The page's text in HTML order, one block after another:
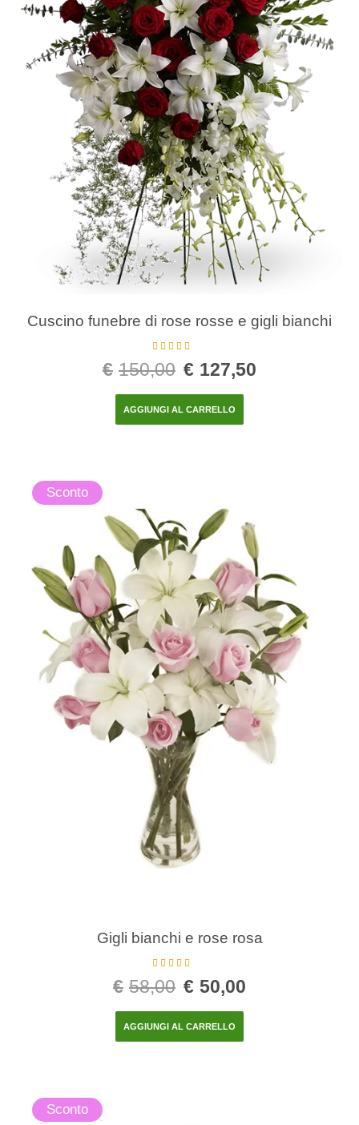
Cuscino funebre di rose rosse e gigli bianchi
su 5
€ 150,00 € 127,50
AGGIUNGI AL CARRELLO
Sconto
Gigli bianchi e rose rosa
su 5
€ 58,00 € 50,00
AGGIUNGI AL CARRELLO
Sconto